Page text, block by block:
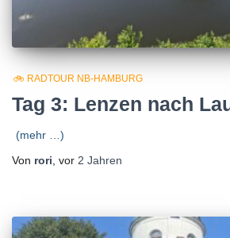
🚲 RADTOUR NB-HAMBURG
Tag 3: Lenzen nach
(mehr …)
Von rori , vor 2 Jahren